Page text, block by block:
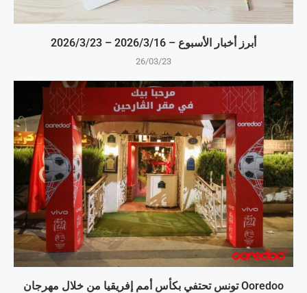
أبرز أخبار الأسبوع – 16‏/3‏/2026 – 23‏/3‏/2026
26/03/23
Ooredoo تونس تحتفي بكأس أمم إفريقيا من خلال مهرجان